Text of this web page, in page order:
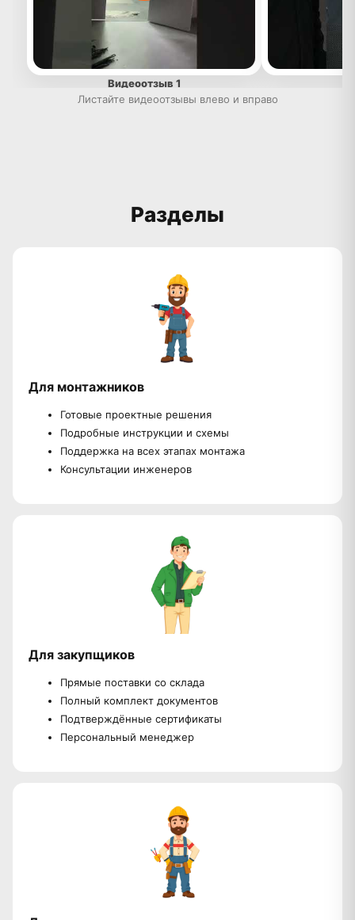
Видеоотзыв 1
Листайте видеоотзывы влево и вправо
Разделы
Для монтажников
Готовые проектные решения
Подробные инструкции и схемы
Поддержка на всех этапах монтажа
Консультации инженеров
Для закупщиков
Прямые поставки со склада
Полный комплект документов
Подтверждённые сертификаты
Персональный менеджер